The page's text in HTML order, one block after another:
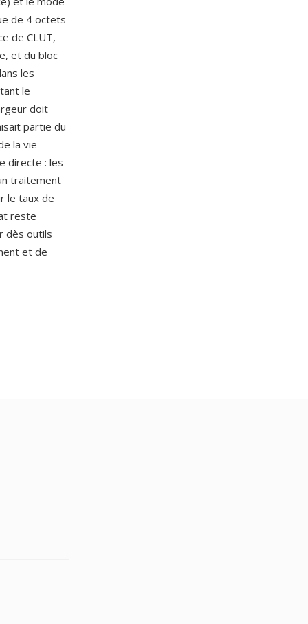
de 4 octets
de CLUT,
et du bloc
les
le
doit
partie du
la vie
directe : les
traitement
le taux de
reste
dès outils
et de